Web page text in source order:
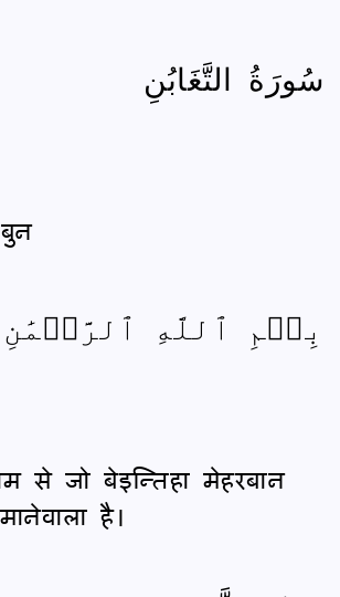
سُورَةُ التَّغَابُنِ
بِسۡمِ ٱللَّهِ ٱلرَّحۡمَٰنِ
से जो बेइन्तिहा मेहरबान
है।